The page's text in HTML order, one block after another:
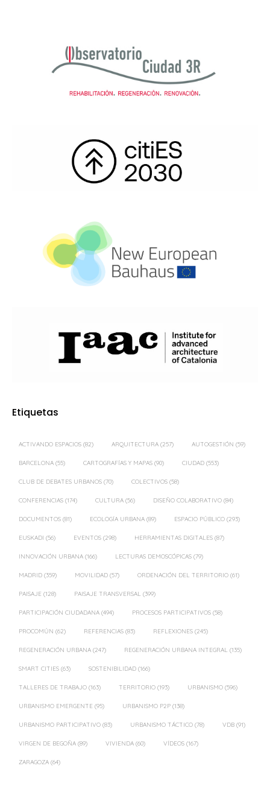
Etiquetas
ACTIVANDO ESPACIOS (82) ARQUITECTURA (257) AUTOGESTIÓN (59)
BARCELONA (55) CARTOGRAFÍAS Y MAPAS (90) CIUDAD (553)
CLUB DE DEBATES URBANOS (70) COLECTIVOS (58)
CONFERENCIAS (174) CULTURA (56) DISEÑO COLABORATIVO (84)
DOCUMENTOS (81) ECOLOGÍA URBANA (89) ESPACIO PÚBLICO (293)
EUSKADI (56) EVENTOS (298) HERRAMIENTAS DIGITALES (87)
INNOVACIÓN URBANA (166) LECTURAS DEMOSCÓPICAS (79)
MADRID (359) MOVILIDAD (57) ORDENACIÓN DEL TERRITORIO (61)
PAISAJE (128) PAISAJE TRANSVERSAL (399)
PARTICIPACIÓN CIUDADANA (494) PROCESOS PARTICIPATIVOS (58)
PROCOMÚN (62) REFERENCIAS (83) REFLEXIONES (245)
REGENERACIÓN URBANA (247) REGENERACIÓN URBANA INTEGRAL (135)
SMART CITIES (63) SOSTENIBILIDAD (166)
TALLERES DE TRABAJO (163) TERRITORIO (193) URBANISMO (596)
URBANISMO EMERGENTE (95) URBANISMO P2P (138)
URBANISMO PARTICIPATIVO (83) URBANISMO TÁCTICO (78) VDB (91)
VIRGEN DE BEGOÑA (89) VIVIENDA (60) VÍDEOS (167)
ZARAGOZA (64)